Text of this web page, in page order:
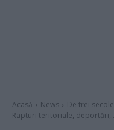
Acasă News
De trei
Rapturi teritoriale,